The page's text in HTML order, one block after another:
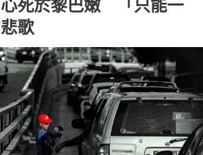
死於黎巴嫩 「只能一
歌